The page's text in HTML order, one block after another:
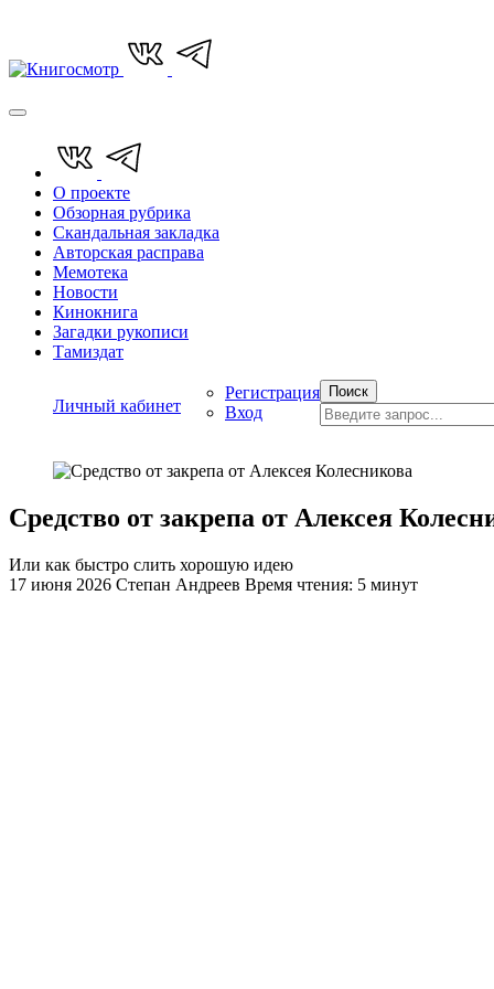
О проекте
Обзорная рубрика
Скандальная закладка
Авторская расправа
Мемотека
Новости
Кинокнига
Загадки рукописи
Тамиздат
Личный кабинет
Регистрация
Вход
Поиск
Средство от закрепа от Алексея
Или как быстро слить хорошую идею
17 июня 2026 Степан Андреев Время чтения: 5 минут